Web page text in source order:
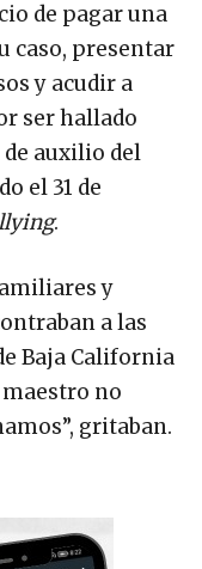
de pagar una
caso, presentar
y acudir a
ser hallado
auxilio del
el 31 de
.
y
a las
Baja California
no
gritaban.